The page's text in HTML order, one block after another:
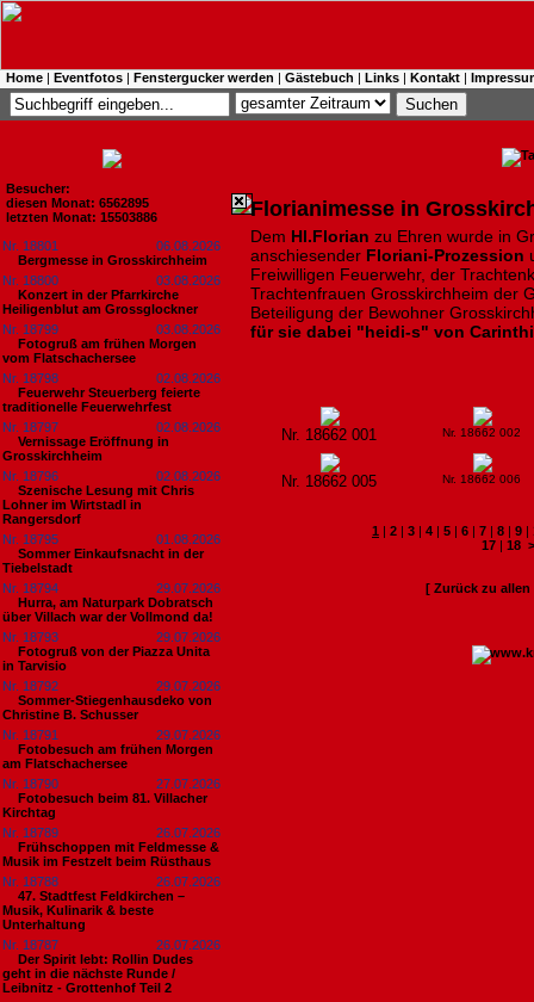
Home | Eventfotos | Fenstergucker werden | Gästebuch | Links | Kontakt |
Besucher:
diesen Monat: 6562895
letzten Monat: 15503886
Nr. 18801
06.08.2026
Bergmesse in Grosskirchheim
Nr. 18800
03.08.2026
Konzert in der Pfarrkirche
Heiligenblut am Grossglockner
Nr. 18799
03.08.2026
Fotogruß am frühen Morgen
vom Flatschachersee
Nr. 18798
02.08.2026
Feuerwehr Steuerberg feierte
traditionelle Feuerwehrfest
Nr. 18797
02.08.2026
Vernissage Eröffnung in
Grosskirchheim
Nr. 18796
02.08.2026
Szenische Lesung mit Chris
Lohner im Wirtstadl in
Rangersdorf
Nr. 18795
01.08.2026
Sommer Einkaufsnacht in der
Tiebelstadt
Nr. 18794
29.07.2026
Hurra, am Naturpark Dobratsch
über Villach war der Vollmond da!
Nr. 18793
29.07.2026
Fotogruß von der Piazza Unita
in Tarvisio
Nr. 18792
29.07.2026
Sommer-Stiegenhausdeko von
Christine B. Schusser
Nr. 18791
29.07.2026
Fotobesuch am frühen Morgen
am Flatschachersee
Nr. 18790
27.07.2026
Fotobesuch beim 81. Villacher
Kirchtag
Nr. 18789
26.07.2026
Frühschoppen mit Feldmesse &
Musik im Festzelt beim Rüsthaus
Nr. 18788
26.07.2026
47. Stadtfest Feldkirchen –
Musik, Kulinarik & beste
Unterhaltung
Nr. 18787
26.07.2026
Der Spirit lebt: Rollin Dudes
geht in die nächste Runde /
Leibnitz - Grottenhof Teil 2
Florianimesse in
Dem Hl.Florian zu Ehren wurde in
anschiesender Floriani-Prozession
Freiwilligen Feuerwehr, der
Trachtenfrauen Grosskirchheim der
Beteiligung der Bewohner
für sie dabei "heidi-s" von
Nr. 18662 001 Nr. 18662 002
Nr. 18662 005 Nr. 18662 006
1 | 2 | 3 | 4 | 5 | 6 | 7 | 8 | 9 |
17 | 18
[ Zurück zu